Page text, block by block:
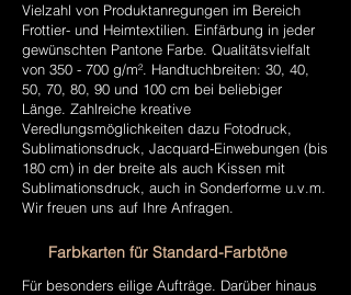
Vielzahl von Produktanregungen im Bereich
Frottier- und Heimtextilien. Einfärbung in jeder
gewünschten Pantone Farbe. Qualitätsvielfalt
von 350 - 700 g/m². Handtuchbreiten: 30, 40,
50, 70, 80, 90 und 100 cm bei beliebiger
Länge. Zahlreiche kreative
Veredlungsmöglichkeiten dazu Fotodruck,
Sublimationsdruck, Jacquard-Einwebungen (bis
180 cm) in der breite als auch Kissen mit
Sublimationsdruck, auch in Sonderforme u.v.m.
Wir freuen uns auf Ihre Anfragen.
Farbkarten für Standard-Farbtöne
Für besonders eilige Aufträge. Darüber hinaus